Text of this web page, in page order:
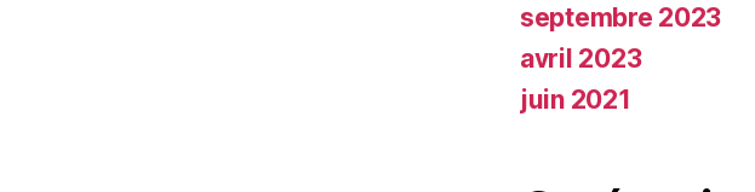
septembre 2023
avril 2023
juin 2021